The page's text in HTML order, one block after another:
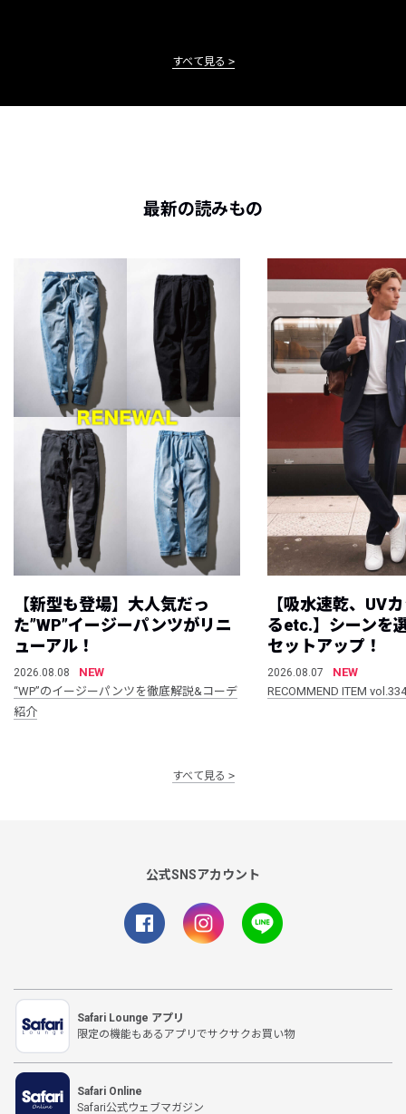
すべて見る
最新の読みもの
【新型も登場】大人気だっ
た”WP”イージーパンツがリニ
ューアル！
2026.08.08
NEW
“WP”のイージーパンツを徹底解説&コーデ
紹介
【吸水速乾、UV
るetc.】シーンを
セットアップ！
2026.08.07
NEW
RECOMMEND ITEM vol.334
すべて見る
公式SNSアカウント
Safari Lounge アプリ
限定の機能もあるアプリでサクサクお買い物
Safari Online
Safari公式ウェブマガジン